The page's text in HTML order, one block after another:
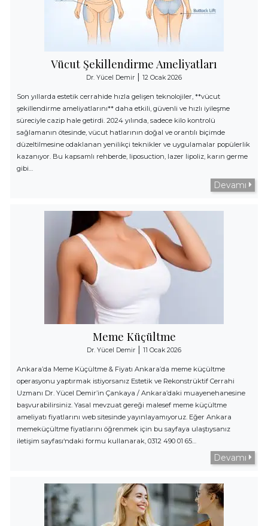
Vücut Şekillendirme Ameliyatları
Dr. Yücel Demir | 12 Ocak 2026
Son yıllarda estetik cerrahide hızla gelişen teknolojiler, **vücut
şekillendirme ameliyatlarını** daha etkili, güvenli ve hızlı iyileşme
süreciyle cazip hale getirdi. 2024 yılında, sadece kilo kontrolü
sağlamanın ötesinde, vücut hatlarının doğal ve orantılı biçimde
düzeltilmesine odaklanan yenilikçi teknikler ve uygulamalar popülerlik
kazanıyor. Bu kapsamlı rehberde, liposuction, lazer lipoliz, karın germe
gibi…
Devamı
Meme Küçültme
Dr. Yücel Demir | 11 Ocak 2026
Ankara’da Meme Küçültme & Fiyatı Ankara’da meme küçültme
operasyonu yaptırmak istiyorsanız Estetik ve Rekonstrüktif Cerrahi
Uzmanı Dr. Yücel Demir’in Çankaya / Ankara’daki muayenehanesine
başvurabilirsiniz. Yasal mevzuat gereği malesef meme küçültme
ameliyatı fiyatlarını web sitesinde yayınlayamıyoruz. Eğer Ankara
memeküçültme fiyatlarını öğrenmek için bu sayfaya ulaştıysanız
iletişim sayfası‘ndaki formu kullanarak, 0312 490 01 65…
Devamı